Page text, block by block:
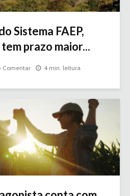
Sistema FAEP,
prazo maior...
Comentar 4 min. leitura